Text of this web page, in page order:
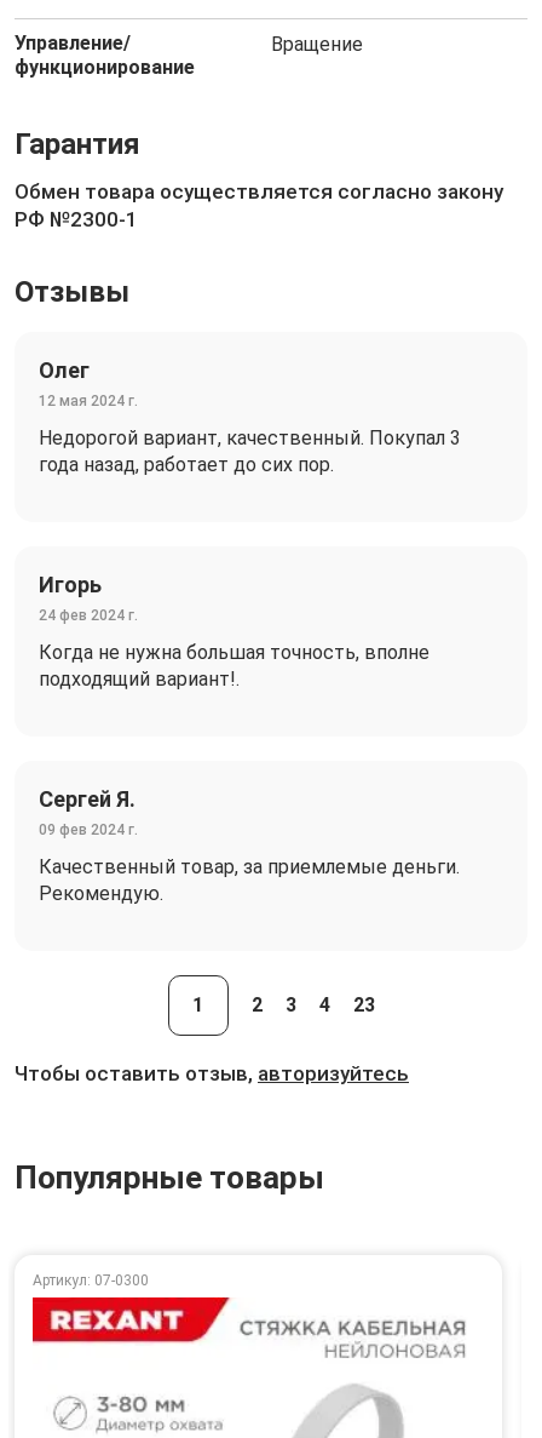
Управление/
функционирование
Вращение
Гарантия
Обмен товара осуществляется согласно закону
РФ №2300-1
Отзывы
Олег
12 мая 2024 г.
Недорогой вариант, качественный. Покупал 3
года назад, работает до сих пор.
Игорь
24 фев 2024 г.
Когда не нужна большая точность, вполне
подходящий вариант!.
Сергей Я.
09 фев 2024 г.
Качественный товар, за приемлемые деньги.
Рекомендую.
1 2 3 4 23
Чтобы оставить отзыв, авторизуйтесь
Популярные товары
Артикул: 07-0300